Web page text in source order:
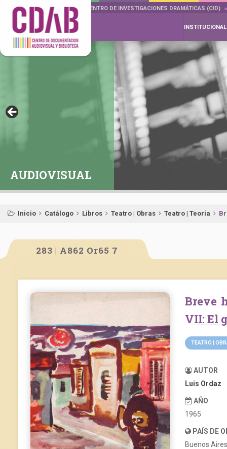
DOCUMENTA DRAMÁTICAS CENTRO DE INVESTIGACIONES DRAMÁTICAS (CID)
INSTITUCIONAL
AUDIOVISUAL
Inicio Catálogo Libros Teatro | Obras Teatro | Teoría
283 | A862 Or65 7
Breve historia del teatro argentino. Volumen
VII: El
TEATRO |
AUTOR
Luis Ordaz
AÑO
1965
PAÍS DE
Buenos